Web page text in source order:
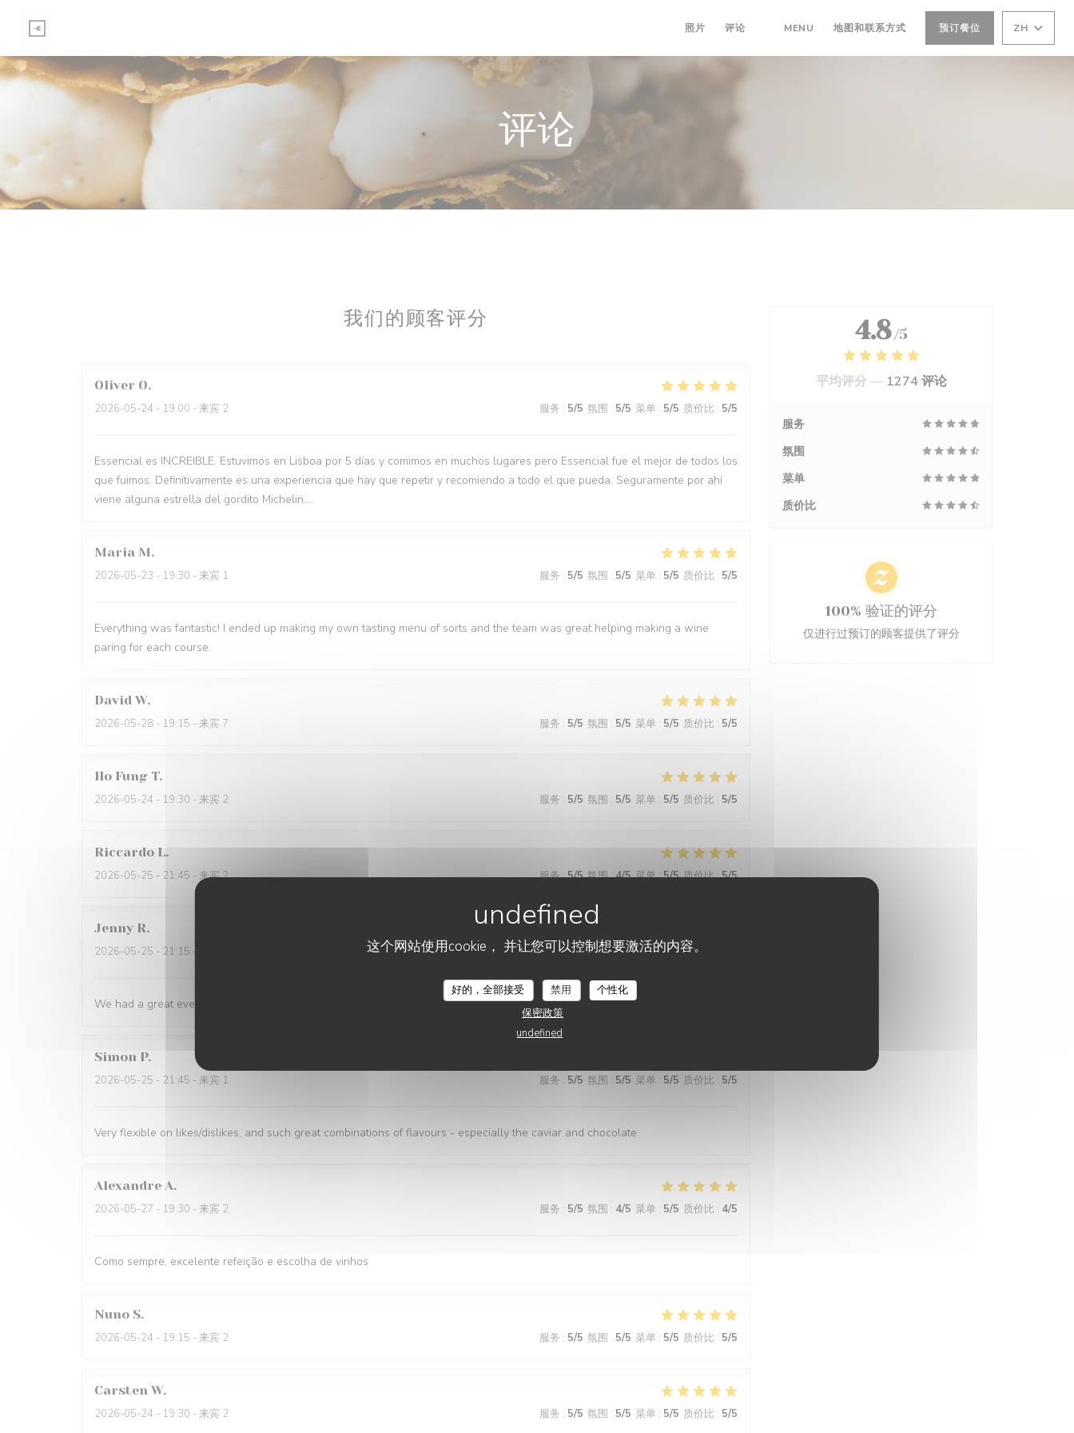
这个网站使用cookie， 并让您可以控制想要激活的内容。
好的，全部接受 禁用
个性化
保密政策
undefined
照片 评论
((在新窗口中打开))
MENU ((在新窗口中打开))
地图和联系方式 预订餐位 ZH
评论
我们的顾客评分
Oliver O
2026-05-24 - 19:00 - 来宾 2 服务 : 5/5 氛围 : 5/5 菜单 : 5/5 质价比 : 5/5
Essencial es INCREIBLE. Estuvimos en Lisboa por 5 días y comimos en muchos lugares pero Essencial fue el mejor de todos los
que fuimos. Definitivamente es una experiencia que hay que repetir y recomiendo a todo el que pueda. Seguramente por ahí
viene alguna estrella del gordito Michelin....
Maria M
2026-05-23 - 19:30 - 来宾 1 服务 : 5/5 氛围 : 5/5 菜单 : 5/5 质价比 : 5/5
Everything was fantastic! I ended up making my own tasting menu of sorts and the team was great helping making a wine
paring for each course.
David W
2026-05-28 - 19:15 - 来宾 7 服务 : 5/5 氛围 : 5/5 菜单 : 5/5 质价比 : 5/5
Ho Fung T
2026-05-24 - 19:30 - 来宾 2 服务 : 5/5 氛围 : 5/5 菜单 : 5/5 质价比 : 5/5
Riccardo L
2026-05-25 - 21:45 - 来宾 2 服务:5/5 氛围:4/5 菜单:5/5 质价比:5/5
Jenny R
2026-05-25 - 21:15 - 来宾 2 服务:5/5 氛围:5/5 菜单:5/5 质价比
We had a great evening at Essencial. The staff was wonderful and the food was excellent!
Simon P
2026-05-25 - 21:45 - 来宾 1 服务 : 5/5 氛围 : 5/5 菜单 : 5/5 质价比 : 5/5
Very flexible on likes/dislikes, and such great combinations of flavours - especially the caviar and chocolate
Alexandre A
2026-05-27 - 19:30 - 来宾 2 服务 : 5/5 氛围 : 4/5 菜单 : 5/5 质价比 : 4/5
Como sempre, excelente refeição e escolha de vinhos
Nuno S
2026-05-24 - 19:15 - 来宾 2 服务 : 5/5 氛围 : 5/5 菜单 : 5/5 质价比 : 5/5
Carsten W
2026-05-24 - 19:30 - 来宾 2 服务 : 5/5 氛围 : 5/5 菜单 : 5/5 质价比 : 5/5
4.8 /5
平均评分 — 1274 评论
服务
氛围
菜单
质价比
100% 验证的评分
仅进行过预订的顾客提供了评分